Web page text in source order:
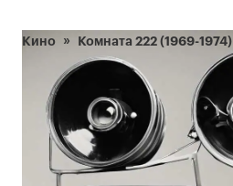
Кино Комната 222 (1969-1974)